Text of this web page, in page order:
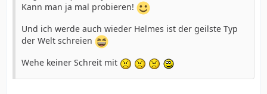
Kann man ja mal probieren!
Und ich werde auch wieder Helmes ist der geilste Typ
der Welt schreien
Wehe keiner Schreit mit